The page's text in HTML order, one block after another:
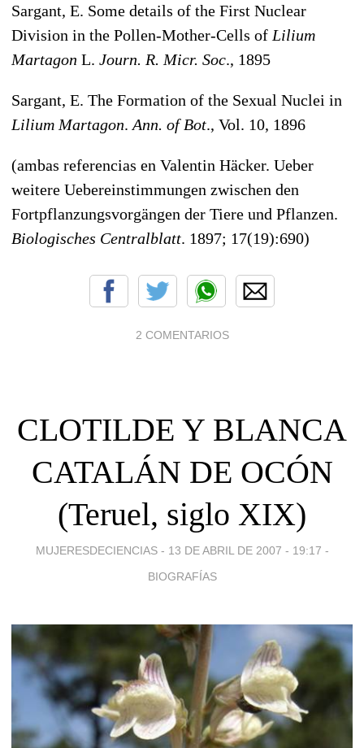
Sargant, E. Some details of the First Nuclear
Division in the Pollen-Mother-Cells of Lilium
Martagon L. Journ. R. Micr. Soc., 1895
Sargant, E. The Formation of the Sexual Nuclei in
Lilium Martagon. Ann. of Bot., Vol. 10, 1896
(ambas referencias en Valentin Häcker. Ueber
weitere Uebereinstimmungen zwischen den
Fortpflanzungsvorgängen der Tiere und Pflanzen.
Biologisches Centralblatt. 1897; 17(19):690)
2 COMENTARIOS
CLOTILDE Y BLANCA
CATALÁN DE OCÓN
(Teruel, siglo XIX)
MUJERESDECIENCIAS - 13 DE ABRIL DE 2007 - 19:17 -
BIOGRAFÍAS